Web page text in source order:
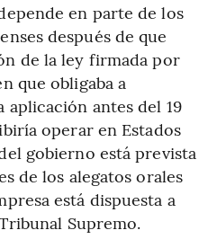
en parte de los
después de que
de la ley firmada por
que obligaba a
aplicación antes del 19
operar en Estados
gobierno está prevista
de los alegatos orales
está dispuesta a
Supremo.